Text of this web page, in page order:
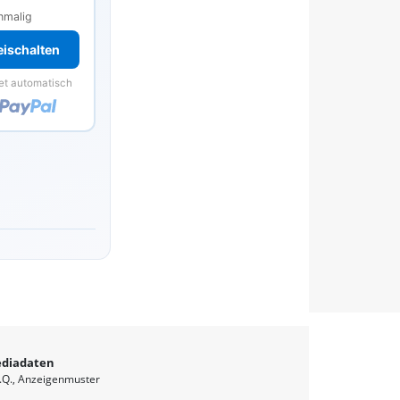
automatisch
Anzeigenmuster